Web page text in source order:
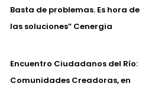
Basta de problemas. Es hora de
las soluciones” Cenergia
Encuentro Ciudadanos del Río:
Comunidades Creadoras, en